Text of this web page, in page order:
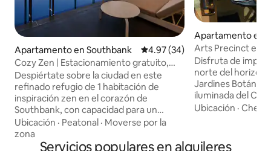
Apartamento en Southbank Calificación promedio: 4.97 de
4.97 (34)
Cozy Zen | Estacionamiento gratuito,
gimnasios, piscinas, spa y sauna
Despiértate sobre la ciudad en este
refinado refugio de 1 habitación de
inspiración zen en el corazón de
Southbank, con capacidad para un
máximo de 4 huéspedes. Diseñado para
ofrecer tranquilidad, comodidad y un
estilo de vida de primer nivel. Ubicado en
Ubicación · Peatonal · Moverse por la
zona
Apartamento en
Arts Precinct en
tamaño king,
Disfruta de
norte del
Jardines
iluminada del
este elegante
rápida y un
Ubicación ·
Servicios populares en alquileres